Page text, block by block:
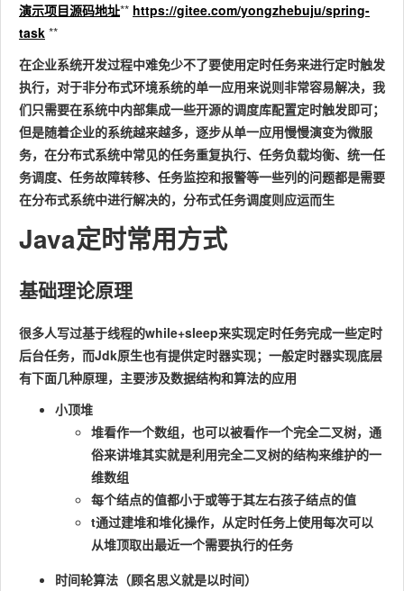
演示项目源码地址** https://gitee.com/yongzhebuju/spring-
task **
在企业系统开发过程中难免少不了要使用定时任务来进行定时触发
执行，对于非分布式环境系统的单一应用来说则非常容易解决，我
们只需要在系统中内部集成一些开源的调度库配置定时触发即可；
但是随着企业的系统越来越多，逐步从单一应用慢慢演变为微服
务，在分布式系统中常见的任务重复执行、任务负载均衡、统一任
务调度、任务故障转移、任务监控和报警等一些列的问题都是需要
在分布式系统中进行解决的，分布式任务调度则应运而生
Java定时常用方式
基础理论原理
很多人写过基于线程的while+sleep来实现定时任务完成一些定时
后台任务，而Jdk原生也有提供定时器实现；一般定时器实现底层
有下面几种原理，主要涉及数据结构和算法的应用
小顶堆
堆看作一个数组， 也可以被看作一个完全二叉树，通
俗来讲堆其实就是利用完全二叉树的结构来维护的一
维数组
每个结点的值都小于或等于其左右孩子结点的值
t通过建堆和堆化操作，从定时任务上使用每次可以
从堆顶取出最近一个需要执行的任务
时间轮算法（顾名思义就是以时间）